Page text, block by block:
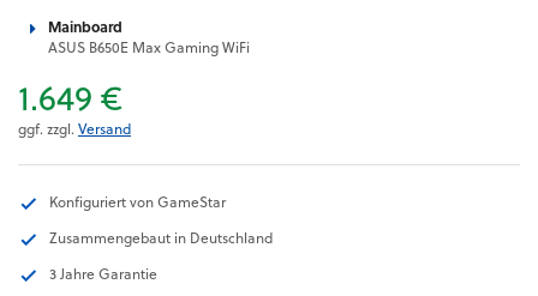
Mainboard
ASUS B650E Max Gaming WiFi
1.649 €
ggf. zzgl. Versand
Konfiguriert von GameStar
Zusammengebaut in Deutschland
3 Jahre Garantie